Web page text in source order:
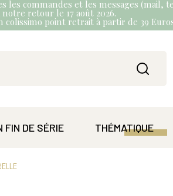
les commandes et les messages (mail,
notre retour le 17 août 2026.
point retrait à partir de 39
FIN DE SÉRIE THÉMATIQUE